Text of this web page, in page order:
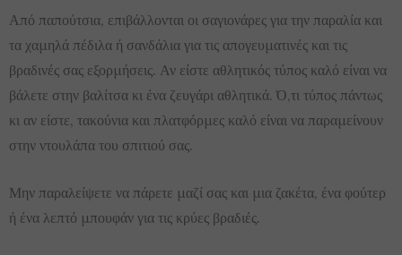
Από παπούτσια, επιβάλλονται οι σαγιονάρες για την παραλία και
τα χαμηλά πέδιλα ή σανδάλια για τις απογευματινές και τις
βραδινές σας εξορμήσεις. Αν είστε αθλητικός τύπος καλό είναι να
βάλετε στην βαλίτσα κι ένα ζευγάρι αθλητικά. Ό,τι τύπος πάντως
κι αν είστε, τακούνια και πλατφόρμες καλό είναι να παραμείνουν
στην ντουλάπα του σπιτιού σας.
Μην παραλείψετε να πάρετε μαζί σας και μια ζακέτα, ένα φούτερ
ή ένα λεπτό μπουφάν για τις κρύες βραδιές.